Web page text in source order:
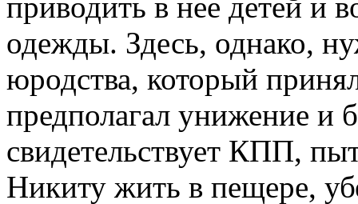
одежды. Здесь, однако,
юродства, который
предполагал унижение и
свидетельствует КПП,
Никиту жить в пещере,